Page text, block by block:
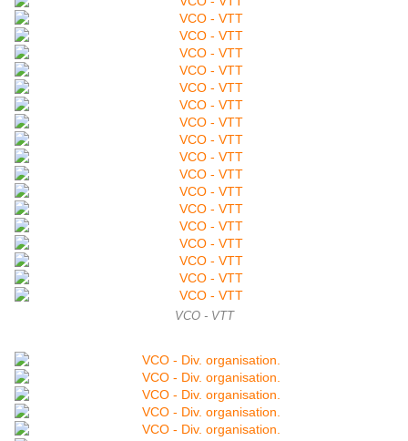
VCO - VTT